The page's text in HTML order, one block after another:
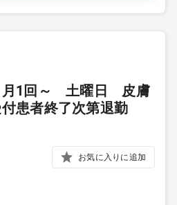
月1回～ 土曜日 皮膚
患者終了次第退勤
お気に入りに追加